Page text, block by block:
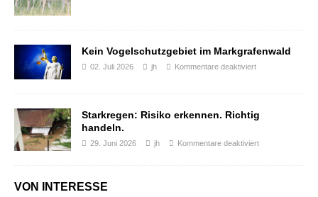
Kein Vogelschutzgebiet im Markgrafenwald
02. Juli 2026 jh Kommentare deaktiviert
Starkregen: Risiko erkennen. Richtig
handeln.
29. Juni 2026 jh Kommentare deaktiviert
VON INTERESSE